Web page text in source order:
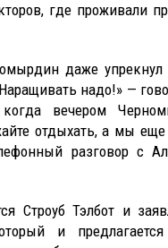
где проживали
даже
надо!» —
вечером
отдыхать, а мы
разговор с
Строуб Тэлбот и
и